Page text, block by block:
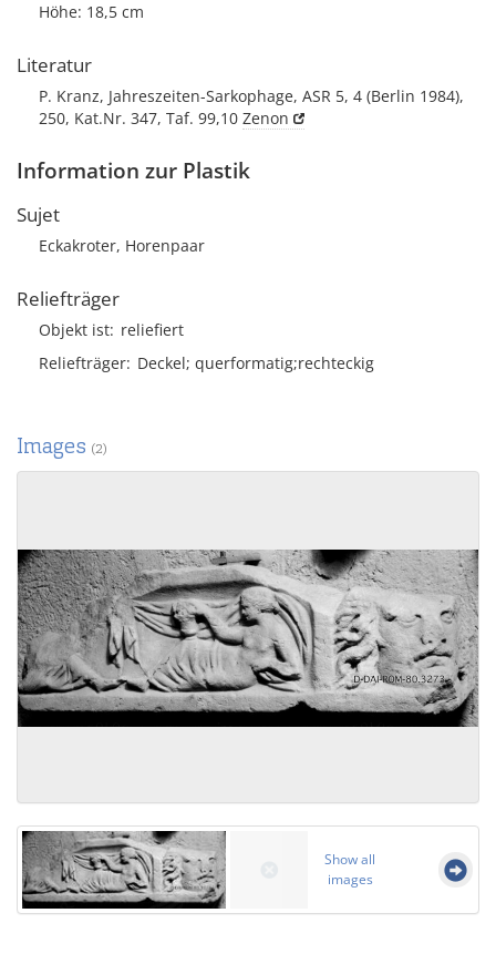
Höhe: 18,5 cm
Literatur
P. Kranz, Jahreszeiten-Sarkophage, ASR 5, 4 (Berlin 1984),
250, Kat.Nr. 347, Taf. 99,10 Zenon
Information zur Plastik
Sujet
Eckakroter, Horenpaar
Reliefträger
Objekt ist reliefiert
Reliefträger Deckel; querformatig;rechteckig
Images (2)
Show all
images